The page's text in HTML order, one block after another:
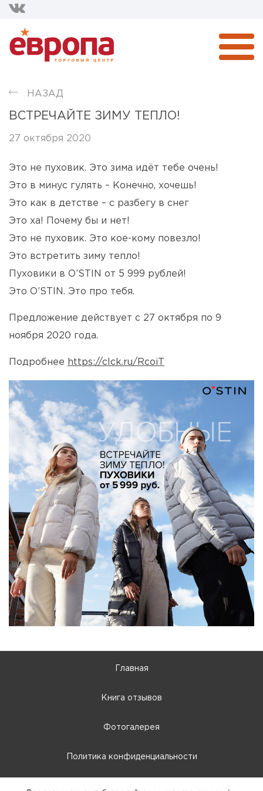
НАЗАД
ВСТРЕЧАЙТЕ ЗИМУ ТЕПЛО!
27 октября 2020
Это не пуховик. Это зима идёт тебе очень!
Это в минус гулять – Конечно, хочешь!
Это как в детстве – с разбегу в снег
Это ха! Почему бы и нет!
Это не пуховик. Это кое-кому повезло!
Это встретить зиму тепло!
Пуховики в O’STIN от 5 999 рублей!
Это O’STIN. Это про тебя.
Предложение действует с 27 октября по 9
ноября 2020 года.
Подробнее https://clck.ru/RcoiT
Главная
Книга отзывов
Фотогалерея
Политика конфиденциальности